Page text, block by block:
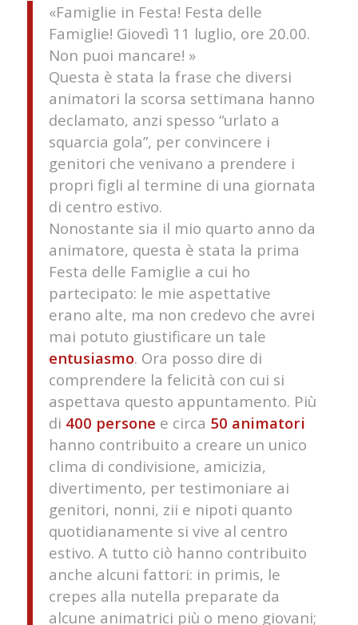
«Famiglie in Festa! Festa delle
Famiglie! Giovedì 11 luglio, ore 20.00.
Non puoi mancare! »
Questa è stata la frase che diversi
animatori la scorsa settimana hanno
declamato, anzi spesso “urlato a
squarcia gola”, per convincere i
genitori che venivano a prendere i
propri figli al termine di una giornata
di centro estivo.
Nonostante sia il mio quarto anno da
animatore, questa è stata la prima
Festa delle Famiglie a cui ho
partecipato: le mie aspettative
erano alte, ma non credevo che avrei
mai potuto giustificare un tale
entusiasmo. Ora posso dire di
comprendere la felicità con cui si
aspettava questo appuntamento. Più
di 400 persone e circa 50 animatori
hanno contribuito a creare un unico
clima di condivisione, amicizia,
divertimento, per testimoniare ai
genitori, nonni, zii e nipoti quanto
quotidianamente si vive al centro
estivo. A tutto ciò hanno contribuito
anche alcuni fattori: in primis, le
crepes alla nutella preparate da
alcune animatrici più o meno giovani;